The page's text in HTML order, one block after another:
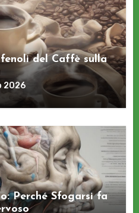
del Caffè sulla
2026
Perché Sfogarsi fa